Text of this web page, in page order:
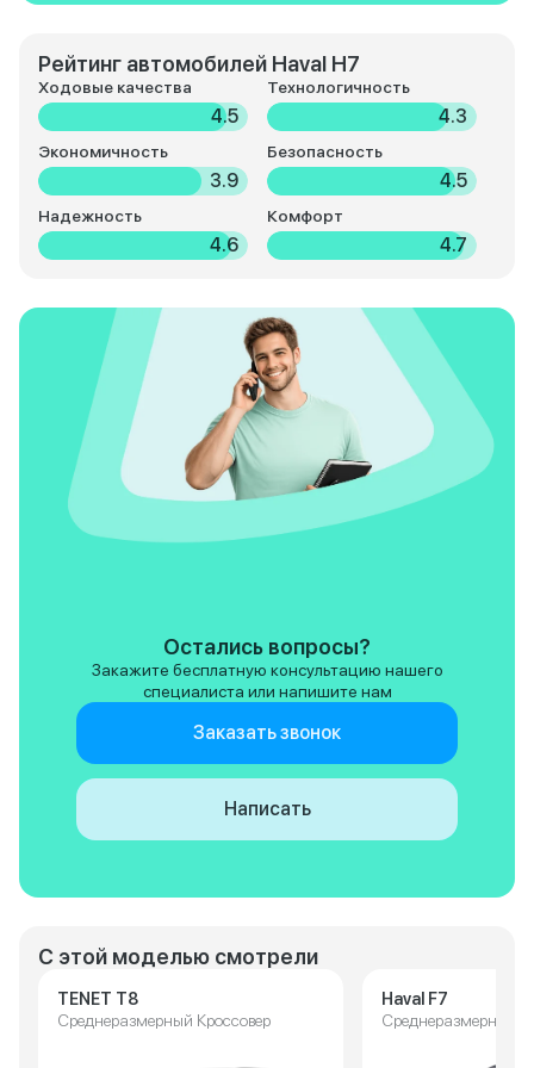
Рейтинг автомобилей Haval H7
Ходовые качества
4.5
Технологичность
4.3
Экономичность
3.9
Безопасность
4.5
Надежность
4.6
Комфорт
4.7
С этой моделью смотрели
TENET T8
Среднеразмерный Кроссовер
Haval F7
Среднеразмерный
Остались вопросы?
Закажите бесплатную консультацию нашего
специалиста или напишите нам
Заказать звонок
Написать